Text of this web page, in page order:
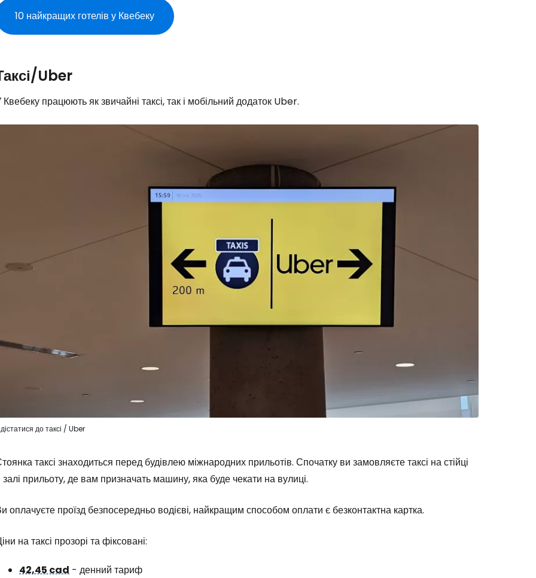
10 найкращих готелів у Квебеку
Uber
Квебеку працюють як звичайні таксі, так і мобільний додаток Uber.
до таксі / Uber
таксі знаходиться перед будівлею міжнародних прильотів. Спочатку ви замовляєте таксі на стійці
залі прильоту, де вам призначать машину, яка буде чекати на вулиці.
оплачуєте проїзд безпосередньо водієві, найкращим способом оплати є безконтактна картка.
на таксі прозорі та фіксовані:
42,45 cad - денний тариф
Увійдіть до Cestee